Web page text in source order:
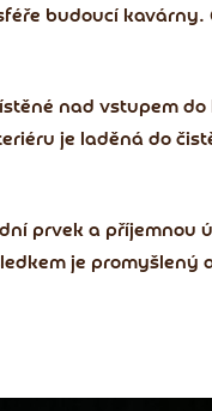
budoucí
nad vstupem
je laděná do
prvek a příjemnou
je